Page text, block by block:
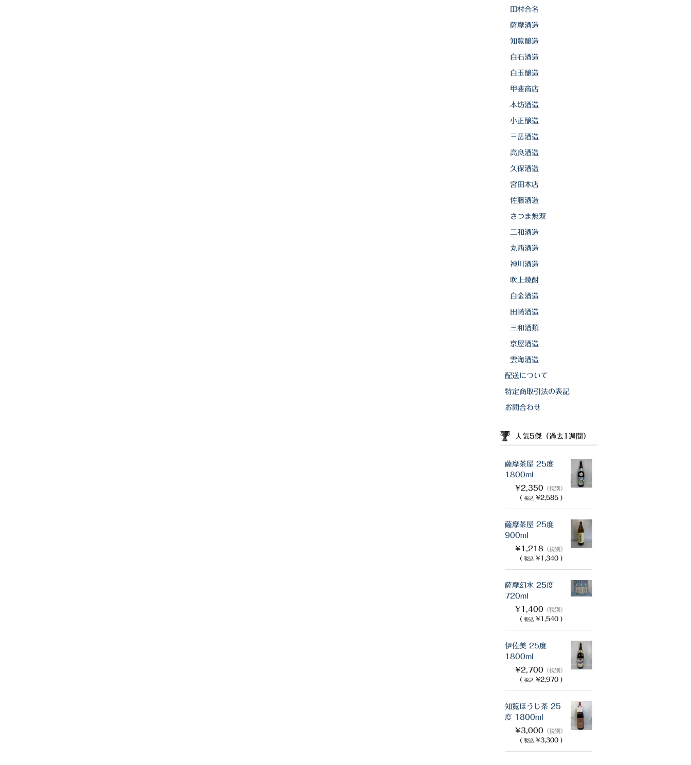
田村合名
薩摩酒造
知覧醸造
白石酒造
白玉醸造
甲斐商店
本坊酒造
小正醸造
三岳酒造
高良酒造
久保酒造
宮田本店
佐藤酒造
さつま無双
三和酒造
丸西酒造
神川酒造
吹上焼酎
白金酒造
田崎酒造
三和酒類
京屋酒造
雲海酒造
配送について
特定商取引法の表記
お問合わせ
人気5傑（過去1週間）
薩摩茶屋 25度
1800ml
¥2,350 （税別）
( 税込 ¥2,585 )
薩摩茶屋 25度
900ml
¥1,218 （税別）
( 税込 ¥1,340 )
薩摩幻水 25度
720ml
¥1,400 （税別）
( 税込 ¥1,540 )
伊佐美 25度
1800ml
¥2,700 （税別）
( 税込 ¥2,970 )
知覧ほうじ茶 25
度 1800ml
¥3,000 （税別）
( 税込 ¥3,300 )